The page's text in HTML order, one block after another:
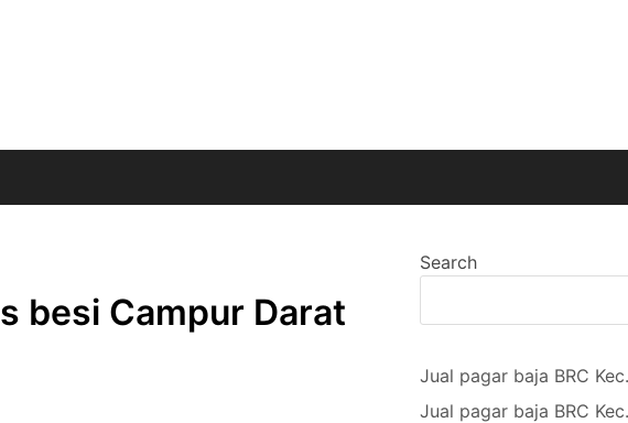
besi Campur Darat
Search
Jual pagar baja BRC
Jual pagar baja BRC